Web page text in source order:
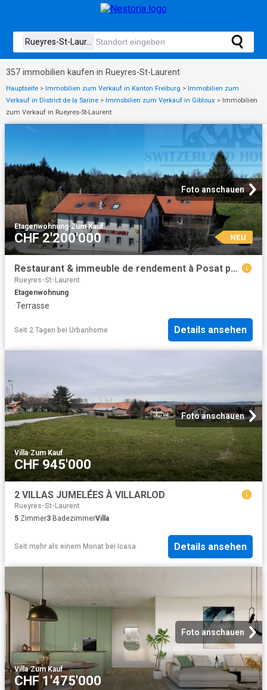
357 immobilien kaufen in Rueyres-St-Laurent
Hauptseite > Immobilien zum Verkauf in Kanton Freiburg > Immobilien zum
Verkauf in District de la Sarine > Immobilien zum Verkauf in Gibloux > Immobilien
zum Verkauf in Rueyres-St-Laurent
Foto anschauen
Etagenwohnung·Zum Kauf
CHF 2'200'000 NEU
Restaurant & immeuble de rendement à Posat proche nature et commodité
Rueyres-St-Laurent
Etagenwohnung
·Terrasse
Seit 2 Tagen bei Urbanhome Details ansehen
Foto anschauen
Villa·Zum Kauf
CHF 945'000
2 VILLAS JUMELÉES À VILLARLOD
Rueyres-St-Laurent
5 Zimmer3 BadezimmerVilla
Seit mehr als einem Monat bei Icasa Details ansehen
Foto anschauen
Villa·Zum Kauf
CHF 1'475'000